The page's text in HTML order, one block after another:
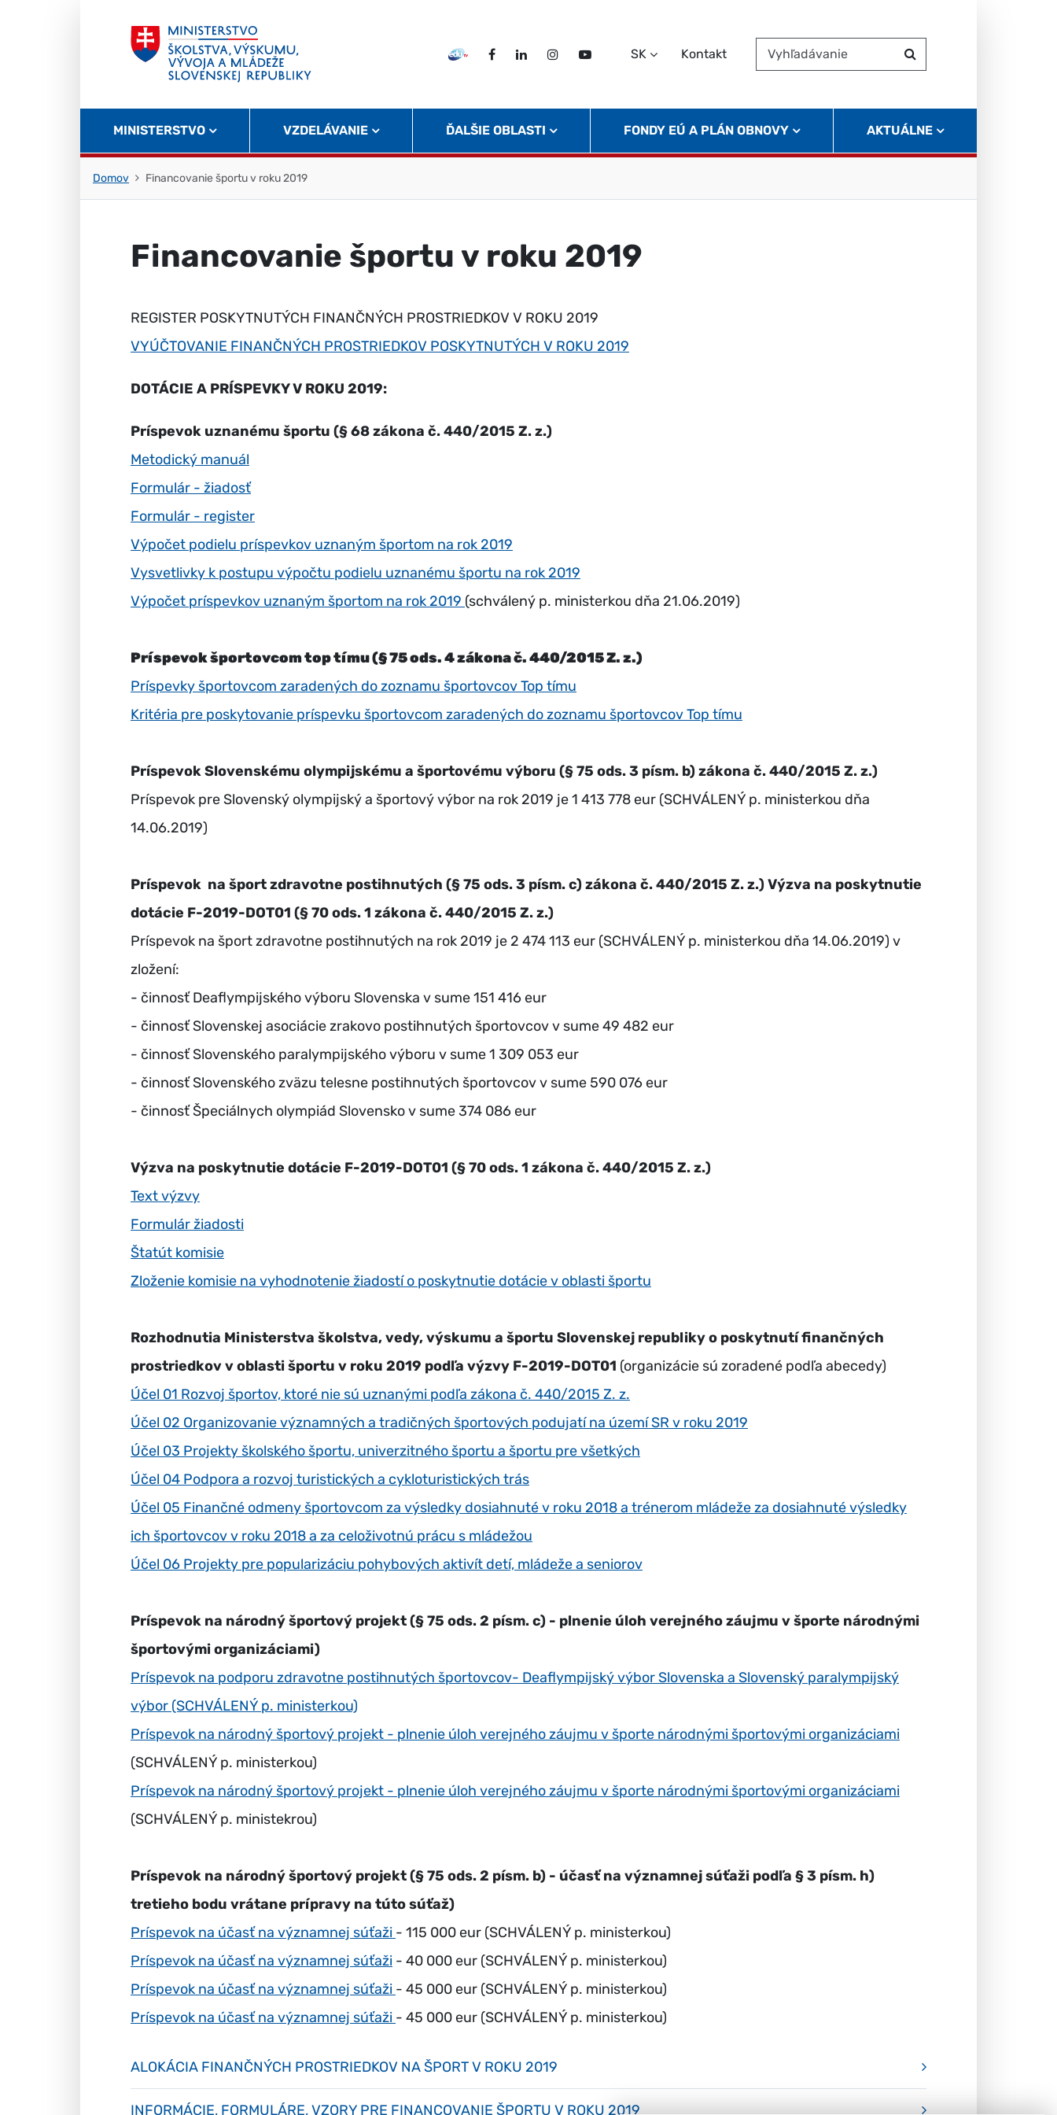
EDU TVFacebookLinkedInInstagram
Twitter
SK Kontakt
Vyhľadávanie
Hľadať
MINISTERSTVO VZDELÁVANIE ĎALŠIE OBLASTI FONDY EÚ A PLÁN OBNOVY AKTUÁLNE
Domov Financovanie športu v roku 2019
Financovanie športu v roku 2019
REGISTER POSKYTNUTÝCH FINANČNÝCH PROSTRIEDKOV V ROKU 2019
VYÚČTOVANIE FINANČNÝCH PROSTRIEDKOV POSKYTNUTÝCH V ROKU 2019
DOTÁCIE A PRÍSPEVKY V ROKU 2019:
Príspevok uznanému športu (§ 68 zákona č. 440/2015 Z. z.)
Metodický manuál
Formulár - žiadosť
Formulár - register
Výpočet podielu príspevkov uznaným športom na rok 2019
Vysvetlivky k postupu výpočtu podielu uznanému športu na rok 2019
Výpočet príspevkov uznaným športom na rok 2019 (schválený p. ministerkou dňa 21.06.2019)
Príspevok športovcom top tímu (§ 75 ods. 4 zákona č. 440/2015 Z. z.)
Príspevky športovcom zaradených do zoznamu športovcov Top tímu
Kritéria pre poskytovanie príspevku športovcom zaradených do zoznamu športovcov Top tímu
Príspevok Slovenskému olympijskému a športovému výboru (§ 75 ods. 3 písm. b) zákona č. 440/2015 Z. z.)
Príspevok pre Slovenský olympijský a športový výbor na rok 2019 je 1 413 778 eur (SCHVÁLENÝ p. ministerkou dňa
14.06.2019)
Príspevok na šport zdravotne postihnutých (§ 75 ods. 3 písm. c) zákona č. 440/2015 Z. z.) Výzva na poskytnutie
dotácie F-2019-DOT01 (§ 70 ods. 1 zákona č. 440/2015 Z. z.)
Príspevok na šport zdravotne postihnutých na rok 2019 je 2 474 113 eur (SCHVÁLENÝ p. ministerkou dňa 14.06.2019) v
zložení:
- činnosť Deaflympijského výboru Slovenska v sume 151 416 eur
- činnosť Slovenskej asociácie zrakovo postihnutých športovcov v sume 49 482 eur
- činnosť Slovenského paralympijského výboru v sume 1 309 053 eur
- činnosť Slovenského zväzu telesne postihnutých športovcov v sume 590 076 eur
- činnosť Špeciálnych olympiád Slovensko v sume 374 086 eur
Výzva na poskytnutie dotácie F-2019-DOT01 (§ 70 ods. 1 zákona č. 440/2015 Z. z.)
Text výzvy
Formulár žiadosti
Štatút komisie
Zloženie komisie na vyhodnotenie žiadostí o poskytnutie dotácie v oblasti športu
Rozhodnutia Ministerstva školstva, vedy, výskumu a športu Slovenskej republiky o poskytnutí finančných
prostriedkov v oblasti športu v roku 2019 podľa výzvy F-2019-DOT01 (organizácie sú zoradené podľa abecedy)
Účel 01 Rozvoj športov, ktoré nie sú uznanými podľa zákona č. 440/2015 Z. z.
Účel 02 Organizovanie významných a tradičných športových podujatí na území SR v roku 2019
Účel 03 Projekty školského športu, univerzitného športu a športu pre všetkých
Účel 04 Podpora a rozvoj turistických a cykloturistických trás
Účel 05 Finančné odmeny športovcom za výsledky dosiahnuté v roku 2018 a trénerom mládeže za dosiahnuté výsledky
ich športovcov v roku 2018 a za celoživotnú prácu s mládežou
Účel 06 Projekty pre popularizáciu pohybových aktivít detí, mládeže a seniorov
Príspevok na národný športový projekt (§ 75 ods. 2 písm. c) - plnenie úloh verejného záujmu v športe národnými
športovými organizáciami)
Príspevok na podporu zdravotne postihnutých športovcov- Deaflympijský výbor Slovenska a Slovenský paralympijský
výbor (SCHVÁLENÝ p. ministerkou)
Príspevok na národný športový projekt - plnenie úloh verejného záujmu v športe národnými športovými organizáciami
(SCHVÁLENÝ p. ministerkou)
Príspevok na národný športový projekt - plnenie úloh verejného záujmu v športe národnými športovými organizáciami
(SCHVÁLENÝ p. ministekrou)
Príspevok na národný športový projekt (§ 75 ods. 2 písm. b) - účasť na významnej súťaži podľa § 3 písm. h)
tretieho bodu vrátane prípravy na túto súťaž)
Príspevok na účasť na významnej súťaži - 115 000 eur (SCHVÁLENÝ p. ministerkou)
Príspevok na účasť na významnej súťaži - 40 000 eur (SCHVÁLENÝ p. ministerkou)
Príspevok na účasť na významnej súťaži - 45 000 eur (SCHVÁLENÝ p. ministerkou)
Príspevok na účasť na významnej súťaži - 45 000 eur (SCHVÁLENÝ p. ministerkou)
ALOKÁCIA FINANČNÝCH PROSTRIEDKOV NA ŠPORT V ROKU 2019
INFORMÁCIE, FORMULÁRE, VZORY PRE FINANCOVANIE ŠPORTU V ROKU 2019